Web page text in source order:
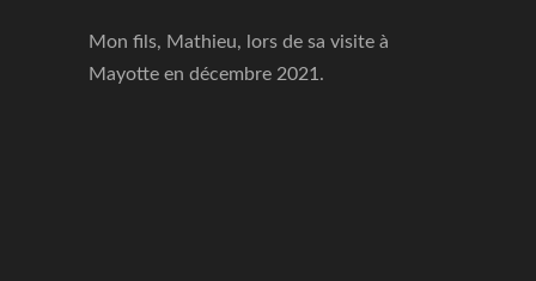
Mon fils, Mathieu, lors de sa visite à
Mayotte en décembre 2021.